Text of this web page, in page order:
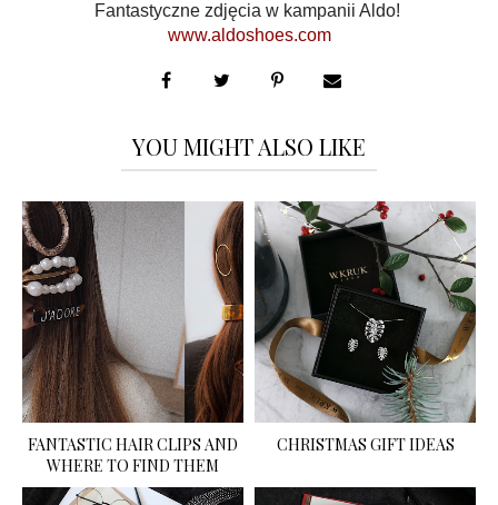
Fantastyczne zdjęcia w kampanii Aldo!
www.aldoshoes.com
YOU MIGHT ALSO LIKE
FANTASTIC HAIR CLIPS AND
WHERE TO FIND THEM
CHRISTMAS GIFT IDEAS